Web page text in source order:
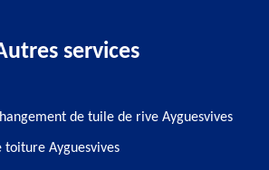
services
de tuile de rive Ayguesvives
toiture Ayguesvives